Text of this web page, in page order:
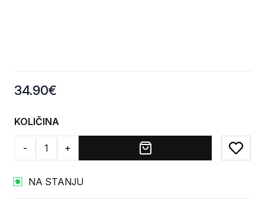
Product information
34.90€
KOLIČINA
- +
Add
NA STANJU